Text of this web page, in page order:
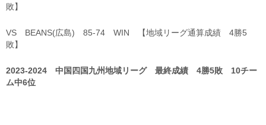
敗】
VS BEANS(広島) 85‐74 WIN 【地域リーグ通算成績 4勝5
敗】
2023‐2024 中国四国九州地域リーグ 最終成績 4勝5敗 10チー
ム中6位